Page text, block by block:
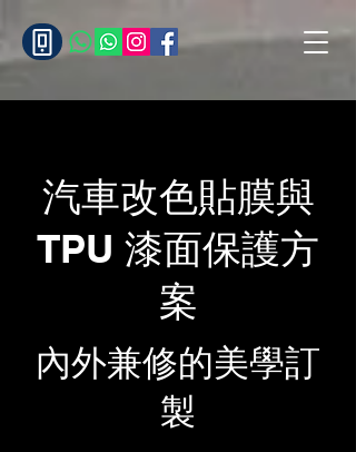
汽車改色貼膜與
TPU 漆面保護方
案
內外兼修的美學訂
製